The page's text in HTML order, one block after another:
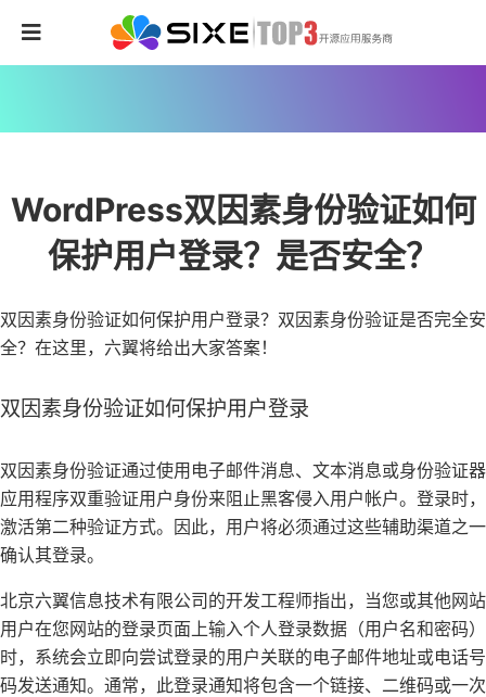
WordPress双因素身份验证如何
保护用户登录？是否安全？
双因素身份验证如何保护用户登录？双因素身份验证是否完全安
全？在这里，六翼将给出大家答案！
双因素身份验证如何保护用户登录
双因素身份验证通过使用电子邮件消息、文本消息或身份验证器
应用程序双重验证用户身份来阻止黑客侵入用户帐户。登录时，
激活第二种验证方式。因此，用户将必须通过这些辅助渠道之一
确认其登录。
北京六翼信息技术有限公司的开发工程师指出，当您或其他网站
用户在您网站的登录页面上输入个人登录数据（用户名和密码）
时，系统会立即向尝试登录的用户关联的电子邮件地址或电话号
码发送通知。通常，此登录通知将包含一个链接、二维码或一次